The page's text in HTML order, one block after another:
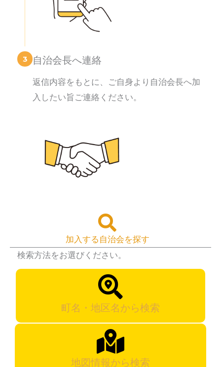
3 自治会長へ連絡
返信内容をもとに、ご自身より自治会長へ加
入したい旨ご連絡ください。
加入する自治会を探す
検索方法をお選びください。
町名・地区名から検索
地図情報から検索